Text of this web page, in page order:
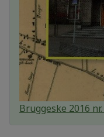
Bruggeske 2016 nr.